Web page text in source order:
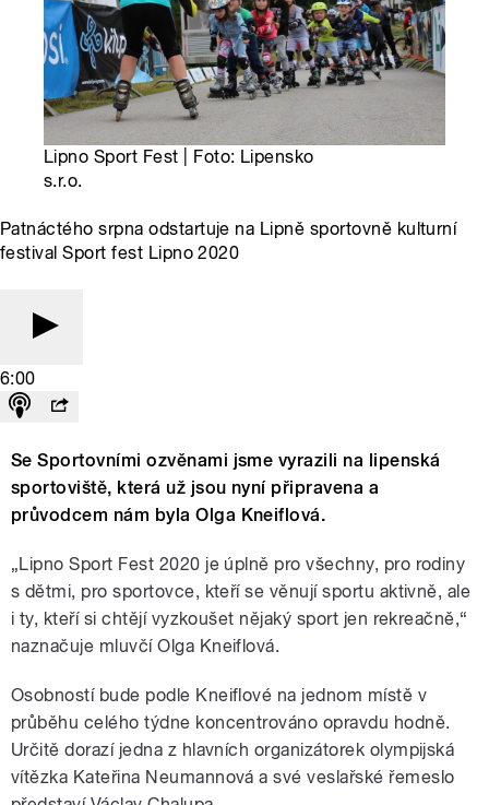
Lipno Sport Fest | Foto: Lipensko
s.r.o.
Patnáctého srpna odstartuje na Lipně sportovně kulturní
festival Sport fest Lipno 2020
6:00
Se Sportovními ozvěnami jsme vyrazili na lipenská
sportoviště, která už jsou nyní připravena a
průvodcem nám byla Olga Kneiflová.
„Lipno Sport Fest 2020 je úplně pro všechny, pro rodiny
s dětmi, pro sportovce, kteří se věnují sportu aktivně, ale
i ty, kteří si chtějí vyzkoušet nějaký sport jen rekreačně,“
naznačuje mluvčí Olga Kneiflová.
Osobností bude podle Kneiflové na jednom místě v
průběhu celého týdne koncentrováno opravdu hodně.
Určitě dorazí jedna z hlavních organizátorek olympijská
vítězka Kateřina Neumannová a své veslařské řemeslo